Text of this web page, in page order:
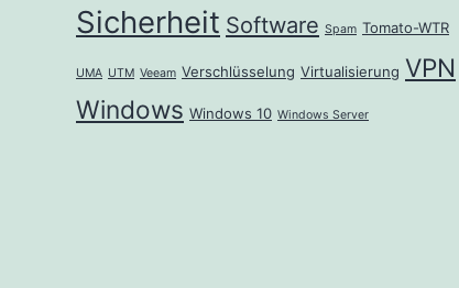
Sicherheit Software Spam Tomato-WTR
UMA UTM Veeam Verschlüsselung Virtualisierung VPN
Windows Windows 10 Windows Server